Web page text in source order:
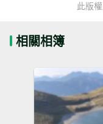
此版
相關相簿